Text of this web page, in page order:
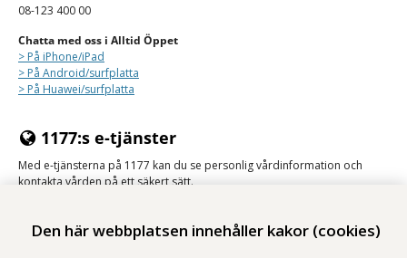
Den här webbplatsen innehåller kakor (cookies)
08-123 400 00
Chatta med oss i Alltid Öppet
> På iPhone/iPad
> På Android/surfplatta
> På Huawei/surfplatta
1177:s e-tjänster
Med e-tjänsterna på 1177 kan du se personlig vårdinformation och
kontakta vården på ett säkert sätt.